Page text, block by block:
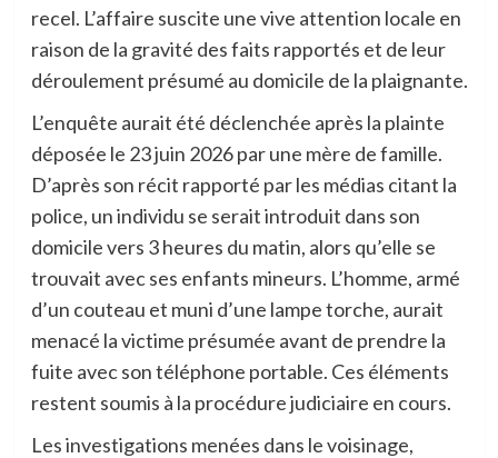
recel. L’affaire suscite une vive attention locale en
raison de la gravité des faits rapportés et de leur
déroulement présumé au domicile de la plaignante.
L’enquête aurait été déclenchée après la plainte
déposée le 23 juin 2026 par une mère de famille.
D’après son récit rapporté par les médias citant la
police, un individu se serait introduit dans son
domicile vers 3 heures du matin, alors qu’elle se
trouvait avec ses enfants mineurs. L’homme, armé
d’un couteau et muni d’une lampe torche, aurait
menacé la victime présumée avant de prendre la
fuite avec son téléphone portable. Ces éléments
restent soumis à la procédure judiciaire en cours.
Les investigations menées dans le voisinage,